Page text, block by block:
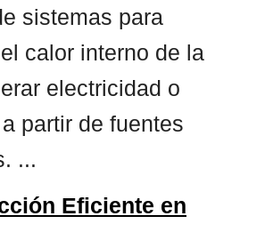
sistemas para
calor interno de la
electricidad o
partir de fuentes
...
Eficiente en